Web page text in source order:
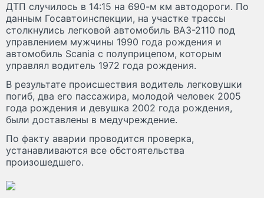
ДТП случилось в 14:15 на 690-м км автодороги. По
данным Госавтоинспекции, на участке трассы
столкнулись легковой автомобиль ВАЗ-2110 под
управлением мужчины 1990 года рождения и
автомобиль Scania с полуприцепом, которым
управлял водитель 1972 года рождения.
В результате происшествия водитель легковушки
погиб, два его пассажира, молодой человек 2005
года рождения и девушка 2002 года рождения,
были доставлены в медучреждение.
По факту аварии проводится проверка,
устанавливаются все обстоятельства
произошедшего.